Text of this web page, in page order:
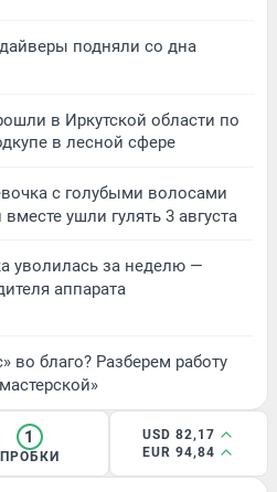
подняли со дна
в Иркутской области по
в лесной сфере
с голубыми волосами
ушли гулять 3 августа
уволилась за неделю —
аппарата
во благо? Разберем работу
1
ПРОБКИ
USD 82,17
EUR 94,84